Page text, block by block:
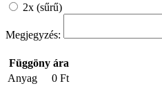
2x (sűrű)
Megjegyzés:
Függöny ára
Anyag
0 Ft